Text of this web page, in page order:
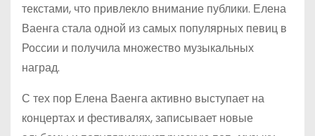
текстами, что привлекло внимание публики. Елена
Ваенга стала одной из самых популярных певиц в
России и получила множество музыкальных
наград.
С тех пор Елена Ваенга активно выступает на
концертах и фестивалях, записывает новые